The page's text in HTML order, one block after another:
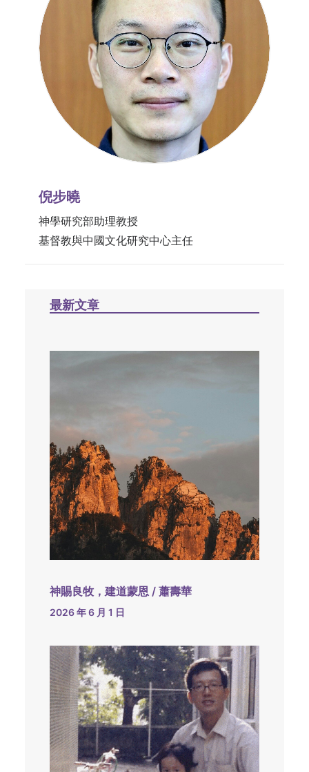
倪步曉
神學研究部助理教授
基督教與中國文化研究中心主任
最新文章
神賜良牧，建道蒙恩 / 蕭壽華
2026 年 6 月 1 日